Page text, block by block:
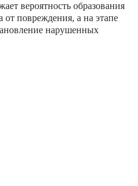
вероятность образования
от повреждения, а на этапе
нарушенных